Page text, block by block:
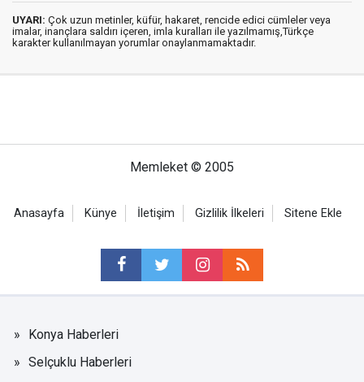
UYARI: Çok uzun metinler, küfür, hakaret, rencide edici cümleler veya
imalar, inançlara saldırı içeren, imla kuralları ile yazılmamış,Türkçe
karakter kullanılmayan yorumlar onaylanmamaktadır.
Memleket © 2005
Anasayfa Künye İletişim Gizlilik İlkeleri Sitene Ekle
Konya Haberleri
Selçuklu Haberleri